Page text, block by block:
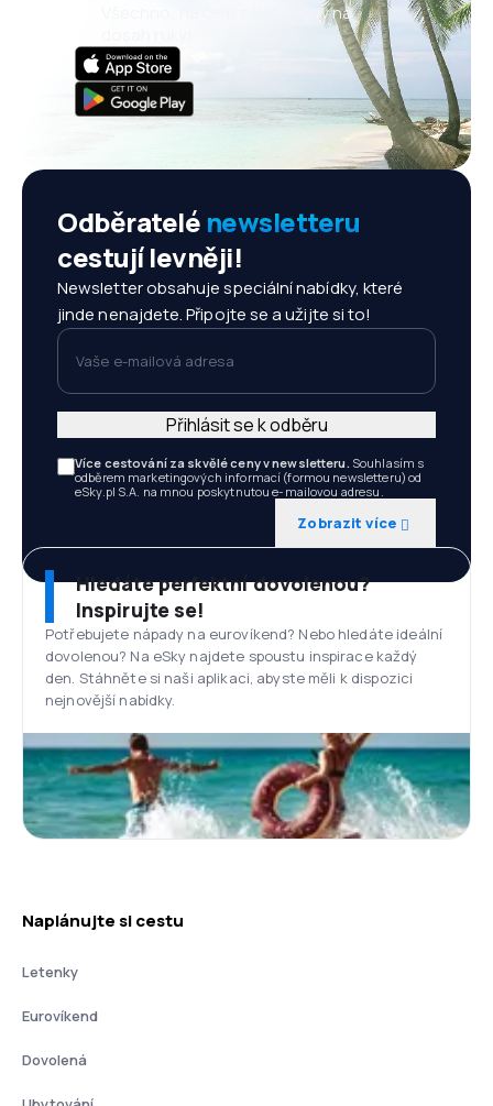
Všechno, na čem záleží, vždy na
Odběratelé newsletteru
cestují levněji!
Newsletter obsahuje speciální nabídky, které
jinde nenajdete. Připojte se a užijte si to!
Vaše e-mailová adresa
Více cestování za skvělé ceny v newsletteru. Souhlasím s
odběrem marketingových informací (formou newsletteru) od
eSky.pl S.A. na mnou poskytnutou e-mailovou adresu.
Zobrazit více
Přihlásit se k odběru
Hledáte perfektní dovolenou?
Inspirujte se!
Potřebujete nápady na eurovíkend? Nebo hledáte ideální
dovolenou? Na eSky najdete spoustu inspirace každý
den. Stáhněte si naši aplikaci, abyste měli k dispozici
nejnovější nabídky.
Naplánujte si cestu
Letenky
Eurovíkend
Dovolená